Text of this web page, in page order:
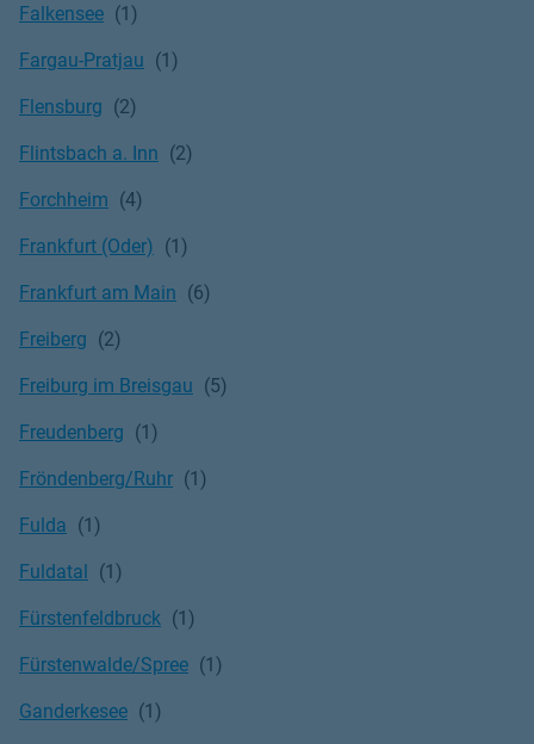
Falkensee
Fargau-Pratjau
Flensburg
Flintsbach a. Inn
Forchheim
Frankfurt (Oder)
Frankfurt am Main
Freiberg
Freiburg im Breisgau
Freudenberg
Fröndenberg/Ruhr
Fulda
Fuldatal
Fürstenfeldbruck
Fürstenwalde/Spree
Ganderkesee